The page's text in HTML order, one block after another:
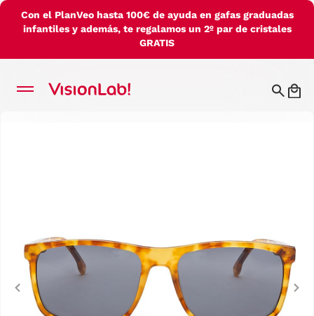
Con el PlanVeo hasta 100€ de ayuda en gafas graduadas
infantiles y además, te regalamos un 2º par de cristales
GRATIS
Previous